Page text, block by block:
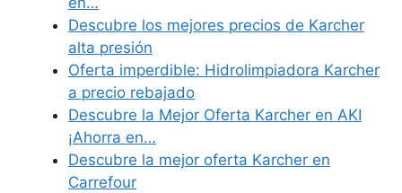
Descubre los mejores precios de Karcher
alta presión
Oferta imperdible: Hidrolimpiadora Karcher
a precio rebajado
Descubre la Mejor Oferta Karcher en AKI
¡Ahorra en…
Descubre la mejor oferta Karcher en
Carrefour